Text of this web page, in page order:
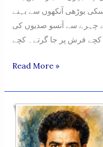
بوڑھی آنکھوں سے بہنے
چہرے سے آنسو صدیوں کی
فرش پر جا گرتے۔ کچے
Maa
Bachay
Aabad
O
Shaad
Read More »